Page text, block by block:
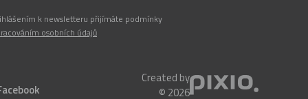
k newsletteru přijímáte podmínky
osobních údajů
Created by
© 2026